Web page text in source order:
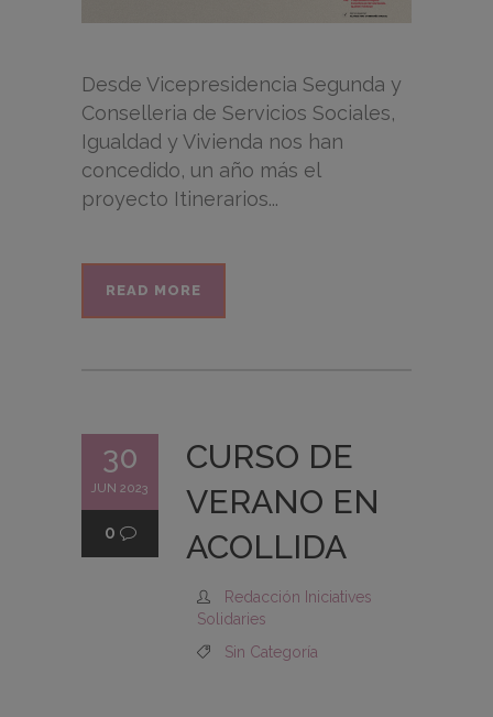
Desde Vicepresidencia Segunda y
Conselleria de Servicios Sociales,
Igualdad y Vivienda nos han
concedido, un año más el
proyecto Itinerarios...
READ MORE
30
JUN 2023
0
CURSO DE
VERANO EN
ACOLLIDA
Redacción Iniciatives
Solidaries
Sin Categoría